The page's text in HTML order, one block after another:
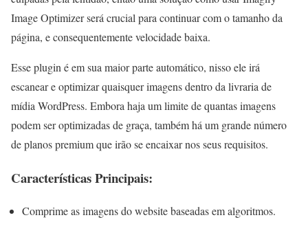
Image Optimizer será crucial para continuar com o tamanho da
página, e consequentemente velocidade baixa.
Esse plugin é em sua maior parte automático, nisso ele irá
escanear e optimizar quaisquer imagens dentro da livraria de
mídia WordPress. Embora haja um limite de quantas imagens
podem ser optimizadas de graça, também há um grande número
de planos premium que irão se encaixar nos seus requisitos.
Características Principais:
Comprime as imagens do website baseadas em algoritmos.